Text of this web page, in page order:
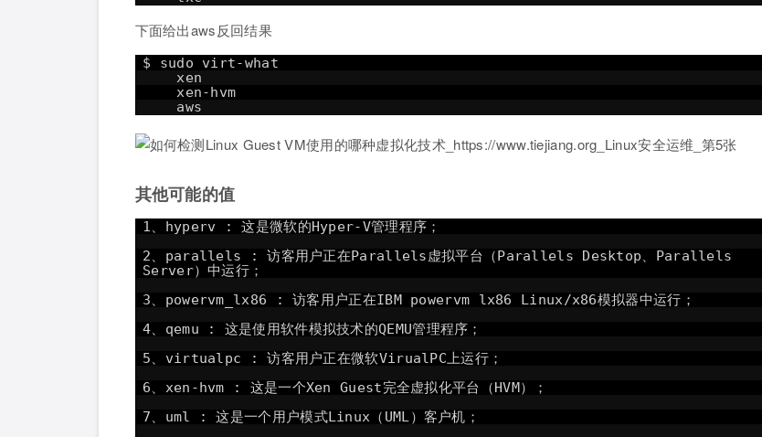
下面给出aws反回结果
$ sudo virt-what
xen
xen-hvm
aws
其他可能的值
1、hyperv : 这是微软的Hyper-V管理程序；
2、parallels : 访客用户正在Parallels虚拟平台（Parallels Desktop、Parallels
Server）中运行；
3、powervm_lx86 : 访客用户正在IBM powervm lx86 Linux/x86模拟器中运行；
4、qemu : 这是使用软件模拟技术的QEMU管理程序；
5、virtualpc : 访客用户正在微软VirualPC上运行；
6、xen-hvm : 这是一个Xen Guest完全虚拟化平台（HVM）；
7、uml : 这是一个用户模式Linux（UML）客户机；